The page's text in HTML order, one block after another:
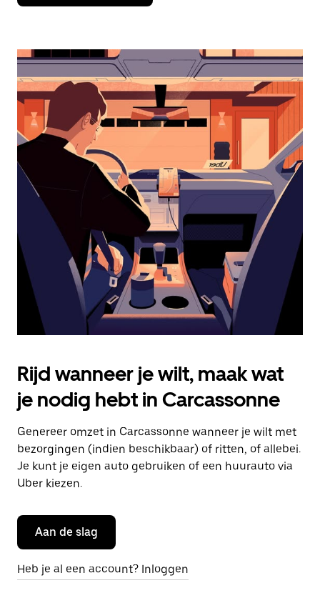
de
de
te
openen
een
datum
te
selecteren.
Druk
Escape
agenda
te
sluiten.
Rijd wanneer je wilt, maak wat
je nodig hebt in Carcassonne
Genereer omzet in Carcassonne wanneer je wilt met
bezorgingen (indien beschikbaar) of ritten, of allebei.
Je kunt je eigen auto gebruiken of een huurauto via
Uber kiezen.
Aan de slag
Heb je al een account? Inloggen